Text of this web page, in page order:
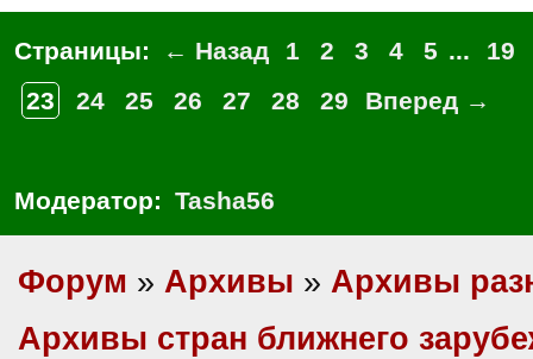
Страницы: ← Назад 1 2 3 4 5 ...
19
23
24 25 26 27 28 29 Вперед →
Модератор: Tasha56
Форум » Архивы » Архивы
Архивы стран ближнего